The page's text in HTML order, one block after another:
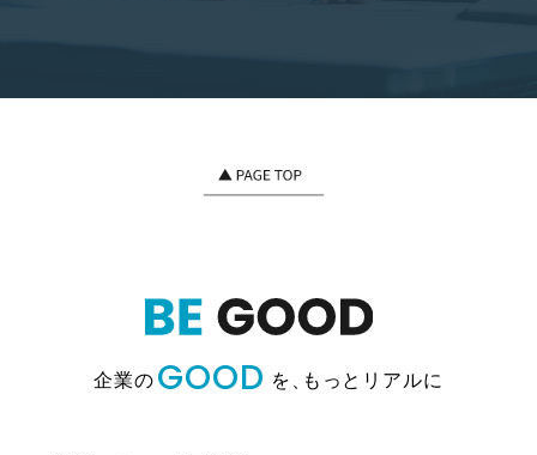
企業の GOOD を、もっとリアルに